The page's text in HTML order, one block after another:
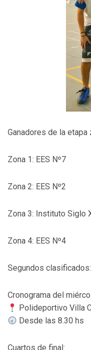
Ganadores de la
Zona 1: EES Nº7
Zona 2: EES Nº2
Zona 3: Instituto Siglo
Zona 4: EES Nº4
Segundos clasificados:
Cronograma del
Polideportivo Villa
Desde las 8.30 hs
Cuartos de final: